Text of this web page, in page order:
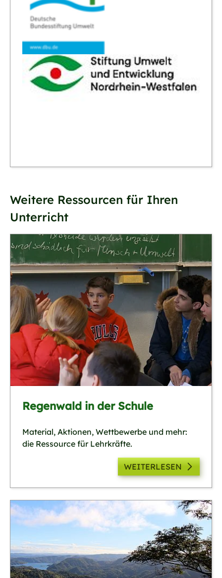
Weitere Ressourcen für Ihren
Unterricht
Regenwald in der Schule
Material, Aktionen, Wettbewerbe und mehr:
die Ressource für Lehrkräfte.
WEITERLESEN